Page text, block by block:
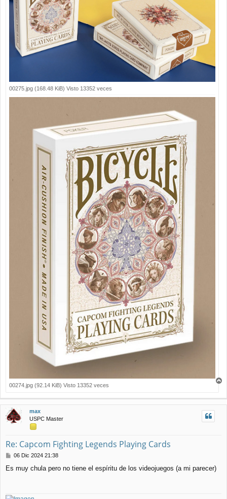
00275.jpg (168.48 KiB) Visto 13352 veces
00274.jpg (92.14 KiB) Visto 13352 veces
r
i
max
USPC Master
Re: Capcom Fighting Legends Playing Cards
M
n
06 Dic 2024 21:38
Es muy chula pero no tiene el espíritu de los videojuegos (a mi parecer)